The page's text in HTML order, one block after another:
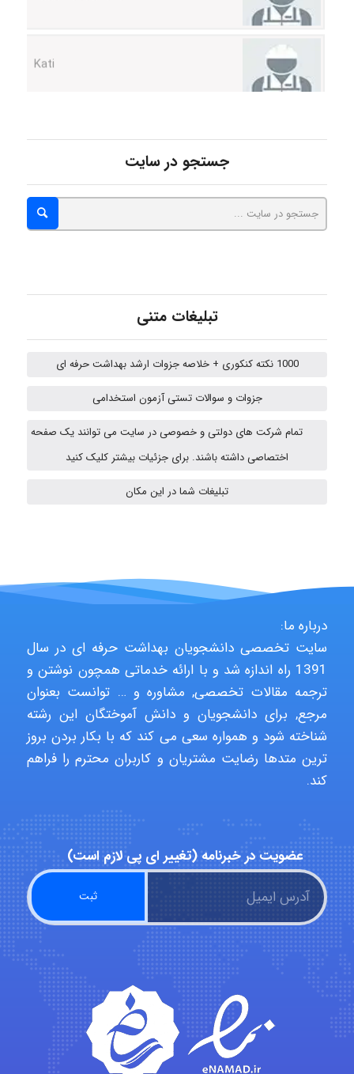
Alirez0990
hosein abdolvand
Kati
ehtesham
Iman Hosseini
Chehri
roya_boostani
جستجو در سایت
تبلیغات متنی
1000 نکته کنکوری + خلاصه جزوات ارشد بهداشت حرفه ای
جزوات و سوالات تستی آزمون استخدامی
تمام شرکت های دولتی و خصوصی در سایت می توانند یک صفحه
اختصاصی داشته باشند. برای جزئیات بیشتر کلیک کنید
تبلیغات شما در این مکان
درباره ما:
سایت تخصصی دانشجویان بهداشت حرفه ای در سال
1391 راه اندازه شد و با ارائه خدماتی همچون نوشتن و
ترجمه مقالات تخصصی, مشاوره و … توانست بعنوان
مرجع, برای دانشجویان و دانش آموختگان این رشته
شناخته شود و همواره سعی می کند که با بکار بردن بروز
ترین متدها رضایت مشتریان و کاربران محترم را فراهم
کند.
عضویت در خبرنامه (تغییر ای پی لازم است)